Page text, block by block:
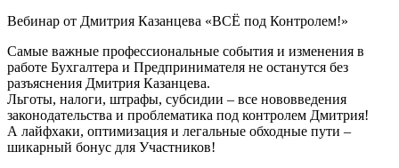
Вебинар от Дмитрия Казанцева «ВСЁ под Контролем!»
Самые важные профессиональные события и изменения в
работе Бухгалтера и Предпринимателя не останутся без
разъяснения Дмитрия Казанцева.
Льготы, налоги, штрафы, субсидии – все нововведения
законодательства и проблематика под контролем Дмитрия!
А лайфхаки, оптимизация и легальные обходные пути –
шикарный бонус для Участников!